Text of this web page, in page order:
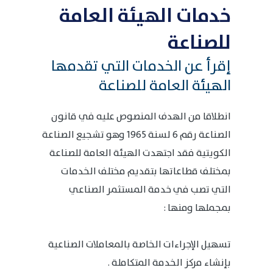
خدمات الهيئة العامة
للصناعة
إقرأ عن الخدمات التي تقدمها
الهيئة العامة للصناعة
انطلاقا من الهدف المنصوص عليه في قانون
الصناعة رقم 6 لسنة 1965 وهو تشجيع الصناعة
الكويتية فقد اجتهدت الهيئة العامة للصناعة
بمختلف قطاعاتها بتقديم مختلف الخدمات
التي تصب في خدمة المستثمر الصناعي
بمجملها ومنها :
تسهيل الإجراءات الخاصة بالمعاملات الصناعية
بإنشاء مركز الخدمة المتكاملة .